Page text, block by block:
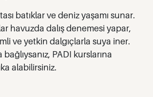
batıklar ve deniz yaşamı sunar.
havuzda dalış denemesi yapar,
ve yetkin dalgıçlarla suya iner.
PADI kurslarına
alabilirsiniz.